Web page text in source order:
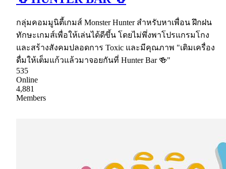
กลุ่มคอมมูนิตี้เกมส์ Monster Hunter สำหรับหาเพื่อน ฝึกฝน
ทักษะเกมส์เพื่อให้เล่นได้ดีขึ้น โดยไม่พึ่งพาโปรแกรมโกง
และสร้างสังคมปลอดการ Toxic และมีคุณภาพ "เติมเครื่อง
ดื่มให้เต็มแก้วแล้วมาจอยกันที่ Hunter Bar 🍻"
535
Online
4,881
Members